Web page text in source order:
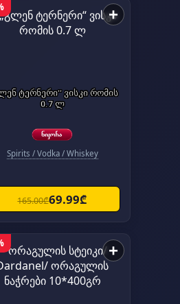
+
ტერნერი“ ვისკი რომის
0.7 ლ
Spirits / Vodka / Whiskey
165.00₾69.99₾
+